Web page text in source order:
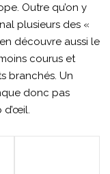
Outre qu’on y
plusieurs des «
découvre aussi le
courus et
branchés. Un
donc pas
d’œil.